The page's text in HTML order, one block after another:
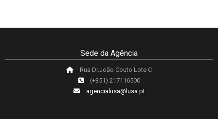
Sede da Agência
Rua Dr.João Couto Lote C
(+351) 217116500
agencialusa@lusa.pt